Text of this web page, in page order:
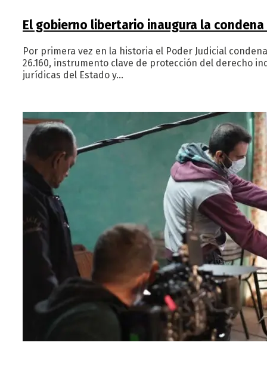
El gobierno libertario inaugura la
Por primera vez en la historia el Poder Judicial
26.160, instrumento clave de protección del derecho
jurídicas del Estado y…